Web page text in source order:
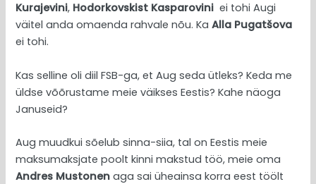
Kurajevini, Hodorkovskist Kasparovini ei tohi Augi
väitel anda omaenda rahvale nõu. KaAlla Pugatšova
ei tohi.
Kas selline oli diil FSB-ga, et Aug seda ütleks? Keda me
üldse võõrustame meie väikses Eestis? Kahe näoga
Januseid?
Aug muudkui sõelub sinna-siia, tal on Eestis meie
maksumaksjate poolt kinni makstud töö, meie oma
Andres Mustonen aga sai üheainsa korra eest töölt